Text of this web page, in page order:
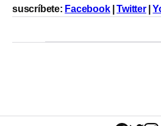
suscríbete: Facebook|Twitter|